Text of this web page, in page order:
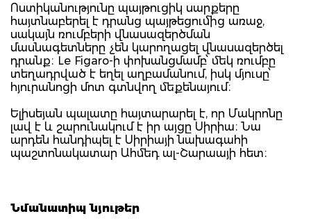
Ոստիկանությունը պայթուցիկ սարքերը
հայտնաբերել է դրանց պայթեցումից առաջ,
սակայն ռումբերի վնասազերծման
մասնագետները չեն կարողացել վնասազերծել
դրանք։ Le Figaro-ի փոխանցմամբ՝ մեկ ռումբը
տեղադրված է եղել աղբամանում, իսկ մյուսը՝
հյուրանոցի մոտ գտնվող մեքենայում։
Ելիսեյան պալատը հայտարարել է, որ Մակրոնը
լավ է և շարունակում է իր այցը Սիրիա։ Նա
արդեն հանդիպել է Սիրիայի նախագահի
պաշտոնակատար Ահմեդ ալ-Շարաայի հետ։
Նմանատիպ նյութեր